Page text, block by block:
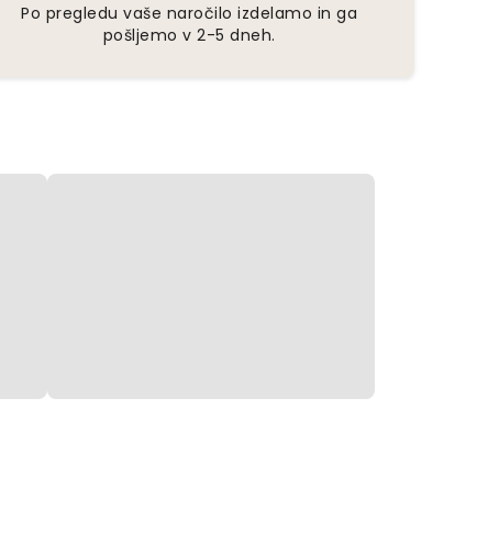
Po pregledu vaše naročilo izdelamo in ga
pošljemo v 2-5 dneh.